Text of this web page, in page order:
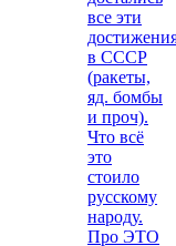
все эти
в СССР
(ракеты,
яд. бомбы
и проч).
Что всё
это
стоило
русскому
народу.
Про ЭТО